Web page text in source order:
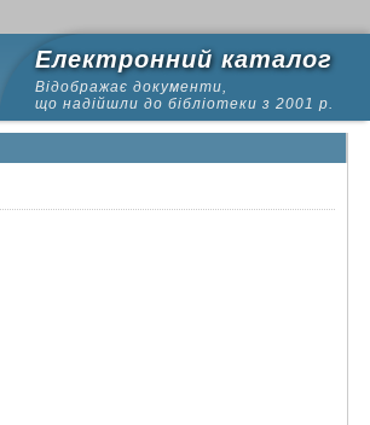
Електронний каталог
Відображає документи,
що надійшли до бібліотеки з 2001 р.